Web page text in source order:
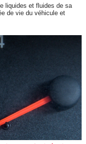
liquides et fluides de sa
de vie du véhicule et